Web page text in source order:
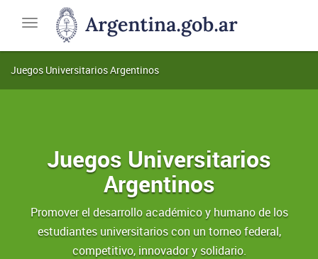
Toggle
navigation
JUAR Ministerio
de
Juegos Universitarios Argentinos
Juegos Universitarios
Argentinos
Promover el desarrollo académico y humano de los
estudiantes universitarios con un torneo federal,
competitivo, innovador y solidario.